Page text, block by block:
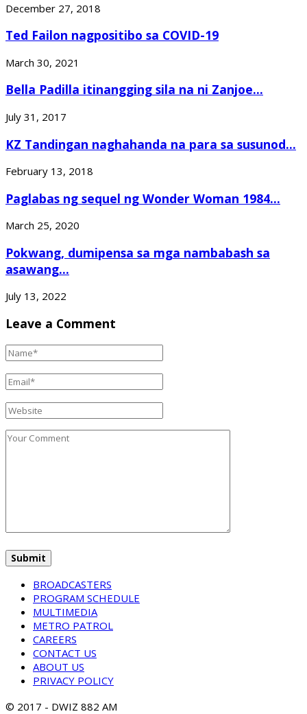
December 27, 2018
Ted Failon nagpositibo sa COVID-19
March 30, 2021
Bella Padilla itinangging sila na ni Zanjoe...
July 31, 2017
KZ Tandingan naghahanda na para sa susunod...
February 13, 2018
Paglabas ng sequel ng Wonder Woman 1984...
March 25, 2020
Pokwang, dumipensa sa mga nambabash sa
asawang...
July 13, 2022
Leave a Comment
BROADCASTERS
PROGRAM SCHEDULE
MULTIMEDIA
METRO PATROL
CAREERS
CONTACT US
ABOUT US
PRIVACY POLICY
© 2017 - DWIZ 882 AM